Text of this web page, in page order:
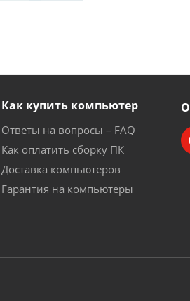
Как купить компьютер
Ответы на вопросы – FAQ
Как оплатить сборку ПК
Доставка компьютеров
Гарантия на компьютеры